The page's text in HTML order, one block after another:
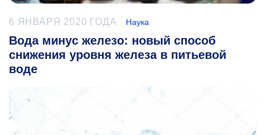
6 ЯНВАРЯ 2020 ГОДА Наука
Вода минус железо: новый способ
снижения уровня железа в питьевой
воде